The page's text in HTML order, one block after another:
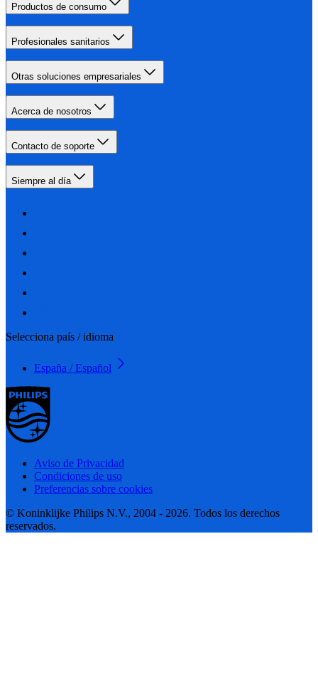
Productos de consumo
Profesionales sanitarios
Otras soluciones empresariales
Acerca de nosotros
Contacto de soporte
Siempre al día
Selecciona país / idioma
España / Español
Aviso de Privacidad
Condiciones de uso
Preferencias sobre cookies
© Koninklijke Philips N.V., 2004 - 2026. Todos los derechos
reservados.